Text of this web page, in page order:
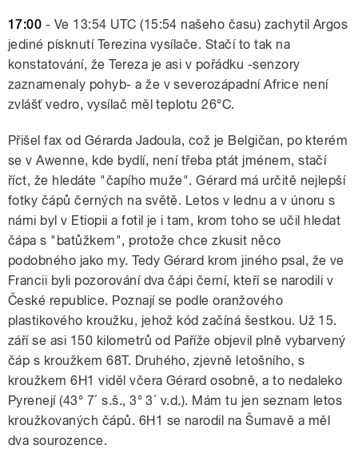
17:00 - Ve 13:54 UTC (15:54 našeho času) zachytil Argos
jediné písknutí Terezina vysílače. Stačí to tak na
konstatování, že Tereza je asi v pořádku -senzory
zaznamenaly pohyb- a že v severozápadní Africe není
zvlášť vedro, vysílač měl teplotu 26°C.
Přišel fax od Gérarda Jadoula, což je Belgičan, po kterém
se v Awenne, kde bydlí, není třeba ptát jménem, stačí
říct, že hledáte "čapího muže". Gérard má určitě nejlepší
fotky čápů černých na světě. Letos v lednu a v únoru s
námi byl v Etiopii a fotil je i tam, krom toho se učil hledat
čápa s "batůžkem", protože chce zkusit něco
podobného jako my. Tedy Gérard krom jiného psal, že ve
Francii byli pozorování dva čápi černí, kteří se narodili v
České republice. Poznají se podle oranžového
plastikového kroužku, jehož kód začíná šestkou. Už 15.
září se asi 150 kilometrů od Paříže objevil plně vybarvený
čáp s kroužkem 68T. Druhého, zjevně letošního, s
kroužkem 6H1 viděl včera Gérard osobně, a to nedaleko
Pyrenejí (43° 7´ s.š., 3° 3´ v.d.). Mám tu jen seznam letos
kroužkovaných čápů. 6H1 se narodil na Šumavě a měl
dva sourozence.